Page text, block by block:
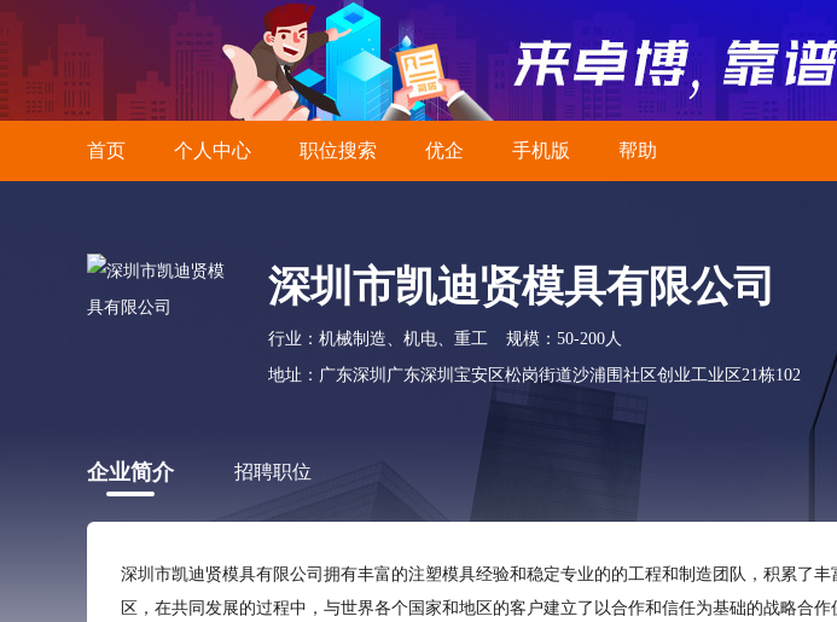
首页 个人中心 职位搜索 优企 手机版 帮助
深圳市凯迪贤模具有限公司
行业：机械制造、机电、重工
规模：50-200人
地址：广东深圳广东深圳宝安区松岗街道沙浦围社区创业工业区21栋102
企业简介 招聘职位
深圳市凯迪贤模具有限公司拥有丰富的注塑模具经验和稳定专业的的工程和制造团队，积累了
区，在共同发展的过程中，与世界各个国家和地区的客户建立了以合作和信任为基础的战略合作